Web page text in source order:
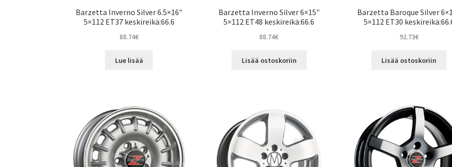
Barzetta Inverno Silver 6.5×16″
5×112 ET37 keskireikä:66.6
88.74€
Lue lisää
Barzetta Inverno Silver 6×15″
5×112 ET48 keskireikä:66.6
88.74€
Lisää ostoskoriin
Barzetta Baroque Silver
5×112 ET30
92.73€
Lisää ostoskoriin